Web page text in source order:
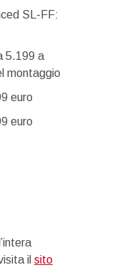
SL-FF:
5.199 a
montaggio
euro
euro
il sito